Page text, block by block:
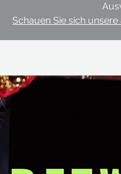
Schauen Sie sich